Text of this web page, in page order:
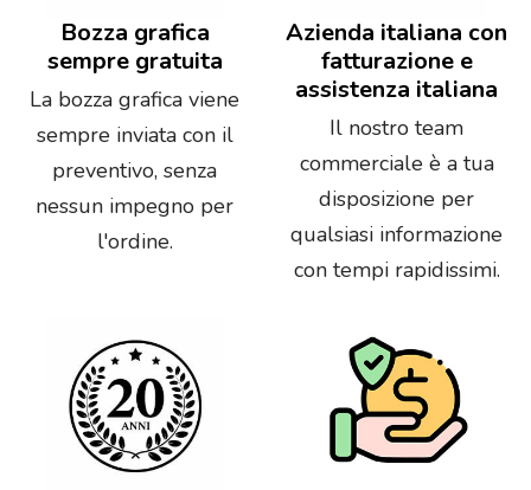
Bozza grafica
sempre gratuita
La bozza grafica viene
sempre inviata con il
preventivo, senza
nessun impegno per
l'ordine.
Azienda italiana con
fatturazione e
assistenza italiana
Il nostro team
commerciale è a tua
disposizione per
qualsiasi informazione
con tempi rapidissimi.